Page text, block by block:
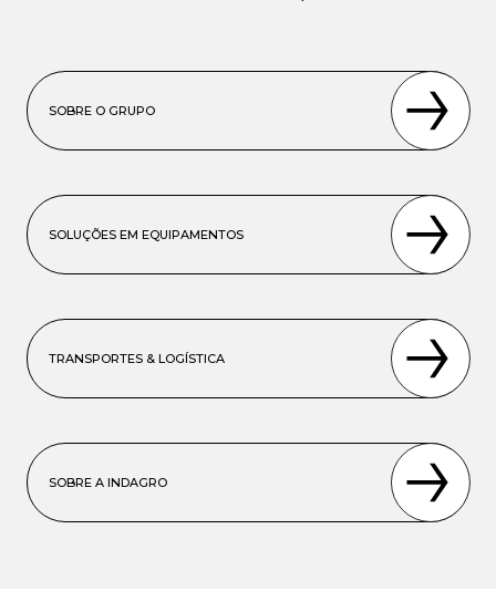
SOBRE O GRUPO
SOLUÇÕES EM EQUIPAMENTOS
TRANSPORTES & LOGÍSTICA
SOBRE A INDAGRO